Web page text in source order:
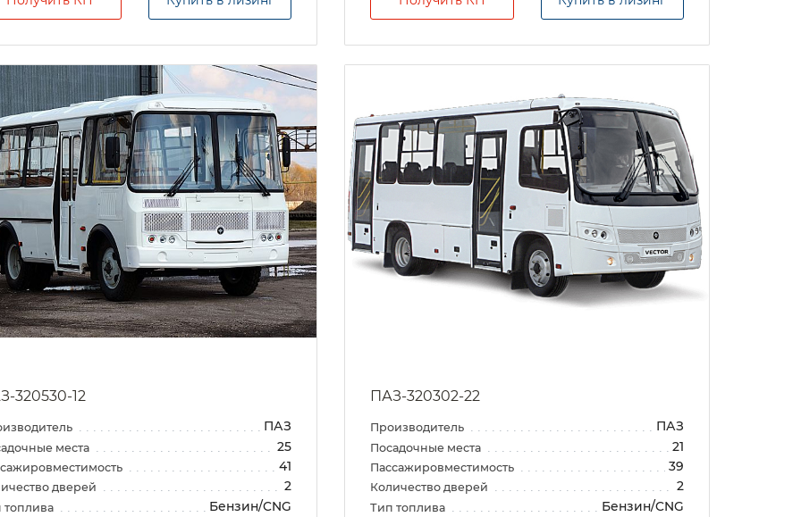
320530-12
ПАЗ
места 25
41
дверей 2
топлива Бензин/CNG
ПАЗ-320302-22
Производитель ПАЗ
Посадочные места 21
Пассажировместимость 39
Количество дверей 2
Тип топлива Бензин/CNG